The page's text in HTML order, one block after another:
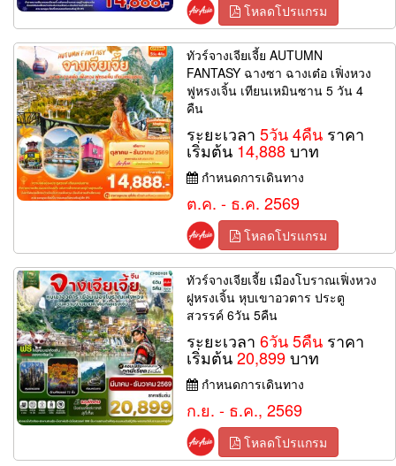
โหลดโปรแกรม
ทัวร์จางเจียเจี้ย AUTUMN
FANTASY ฉางซา ฉางเต๋อ เฟิ่งหวง
ฟูหรงเจิ้น เทียนเหมินซาน 5 วัน 4
คืน
ระยะเวลา5วัน 4คืน ราคา
เริ่มต้น 14,888บาท
กำหนดการเดินทาง
ต.ค. - ธ.ค. 2569
โหลดโปรแกรม
ทัวร์จางเจียเจี้ย เมืองโบราณเฟิ่งหวง
ฝูหรงเจิ้น หุบเขาอวตาร ประตู
สวรรค์ 6วัน 5คืน
ระยะเวลา6วัน 5คืน ราคา
เริ่มต้น20,899บาท
กำหนดการเดินทาง
ก.ย. - ธ.ค., 2569
โหลดโปรแกรม